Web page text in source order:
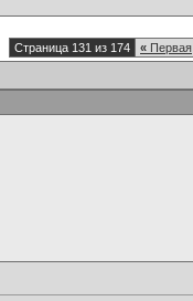
Страница 131 из 174 « Первая